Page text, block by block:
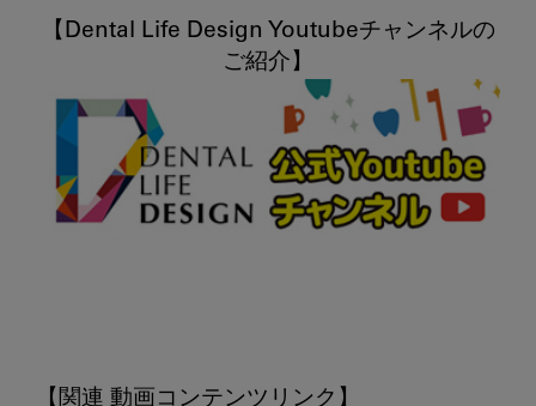
【Dental Life Design Youtubeチャンネルの